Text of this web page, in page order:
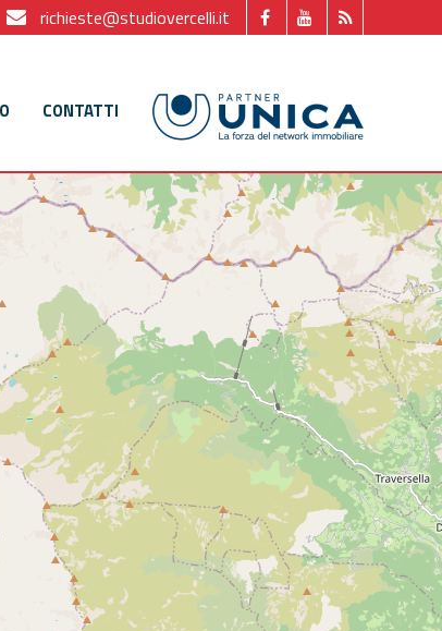
CONTATTI
richieste@studiovercelli.it